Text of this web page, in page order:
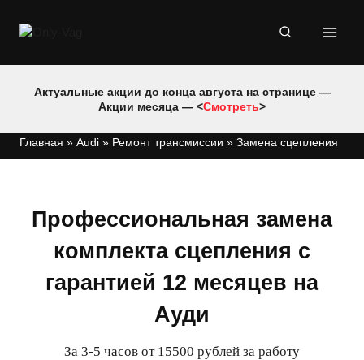
Актуальные акции до конца августа на странице —
Акции месяца — <Смотреть>
Главная » Audi » Ремонт трансмиссии » Замена сцепления
Профессиональная замена
комплекта сцепления с
гарантией 12 месяцев на
Ауди
За 3-5 часов от 15500 рублей за работу